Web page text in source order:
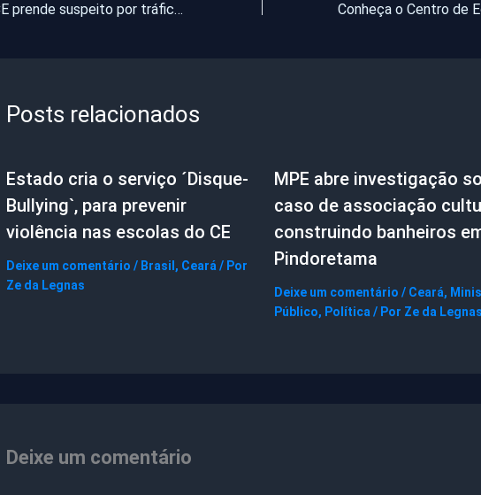
PMCE prende suspeito por tráfico de drogas e porte ilegal de arma de fogo, em Boa Viagem
Posts relacionados
Estado cria o serviço ´Disque-
Bullying`, para prevenir
violência nas escolas do CE
Deixe um comentário / Brasil , Ceará / Por
Ze da Legnas
MPE abre investigação
caso de associação
construindo banheiros
Pindoretama
Deixe um comentário / Ceará,
Público, Política / Por Ze da Legnas
Deixe um comentário